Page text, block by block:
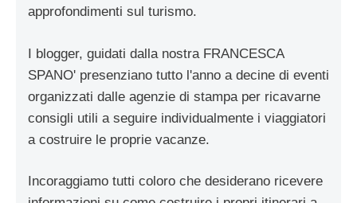
approfondimenti sul turismo.
I blogger, guidati dalla nostra FRANCESCA
SPANO' presenziano tutto l'anno a decine di eventi
organizzati dalle agenzie di stampa per ricavarne
consigli utili a seguire individualmente i viaggiatori
a costruire le proprie vacanze.
Incoraggiamo tutti coloro che desiderano ricevere